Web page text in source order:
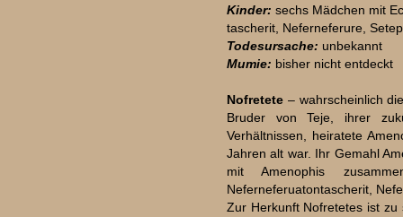
Kinder: sechs Mädchen mit
tascherit, Neferneferure,
Todesursache: unbekannt
Mumie: bisher nicht entdeckt
Nofretete – wahrscheinlich
Bruder von Teje, ihrer
Verhältnissen, heiratete
Jahren alt war. Ihr Gemahl
mit Amenophis
Neferneferuatontascherit,
Zur Herkunft Nofretetes ist